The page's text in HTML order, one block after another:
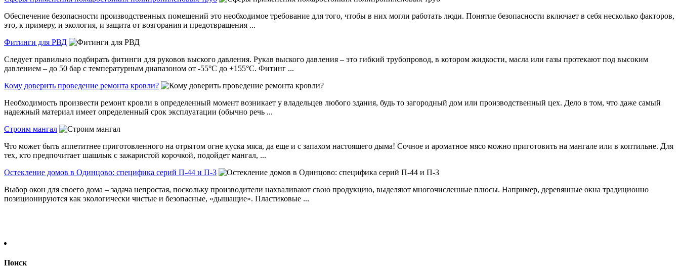
Обеспечение безопасности производственных помещений это необходимое требование для того, чтобы в них могли работать люди. Понятие безопасности включает в себя несколько факторов,
это, к примеру, и экология, и защита от возгорания и предотвращения ...
Фитинги для РВД
Следует правильно подбирать фитинги для руковов выского давления. Рукав выского давления – это гибкий трубопровод, в котором жидкости, масла или газы протекают под высоким
давлением – до 50 бар с температурным диапазоном от -55°С до +155°С. Фитинг ...
Кому доверить проведение ремонта кровли?
Необходимость произвести ремонт кровли в определенный момент возникает у владельцев любого здания, будь то загородный дом или производственный цех. Дело в том, что даже самый
надежный материал имеет определенный срок эксплуатации (обычно речь ...
Строим мангал
Что может быть аппетитнее приготовленного на отрытом огне куска мяса, да еще и с запахом настоящего дыма! Сочное и ароматное мясо можно приготовить на мангале или в коптильне. Для
тех, кто предпочитает шашлык с зажаристой корочкой, подойдет мангал, ...
Остекление домов в Одинцово: специфика серий П-44 и П-3
Выбор окон для своего дома – задача непростая, поскольку производители нахваливают свою продукцию, выделяют многочисленные плюсы. Например, деревянные окна традиционно
позиционируются как экологически чистые и безопасные, «дышащие». Пластиковые ...
Поиск